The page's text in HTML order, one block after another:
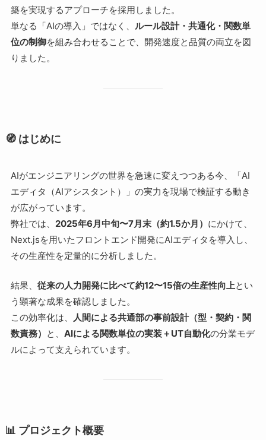
築を実現するアプローチを採用しました。
単なる「AIの導入」ではなく、 ルール設計・共通化・関数単
位の制御を組み合わせることで、開発速度と品質の両立を図
りました。
🧭 はじめに
AIがエンジニアリングの世界を急速に変えつつある今、「AI
エディタ（AIアシスタント）」の実力を現場で検証する動き
が広がっています。
弊社では、 2025年6月中旬〜7月末（約1.5か月） にかけて、
Next.jsを用いたフロントエンド開発にAIエディタを導入し、
その生産性を定量的に分析しました。
結果、 従来の人力開発に比べて約12〜15倍の生産性向上とい
う顕著な成果を確認しました。
この効率化は、
人間による共通部の事前設計（型・契約・関
数責務） と、 AIによる関数単位の実装＋UT自動化の分業モデ
ルによって支えられています。
📊 プロジェクト概要